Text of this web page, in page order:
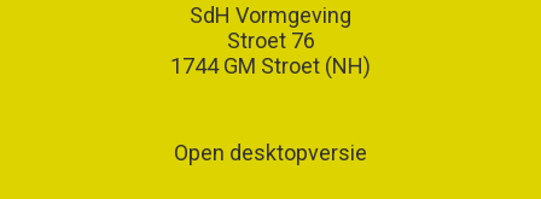
SdH Vormgeving
Stroet 76
1744 GM Stroet (NH)
Open desktopversie